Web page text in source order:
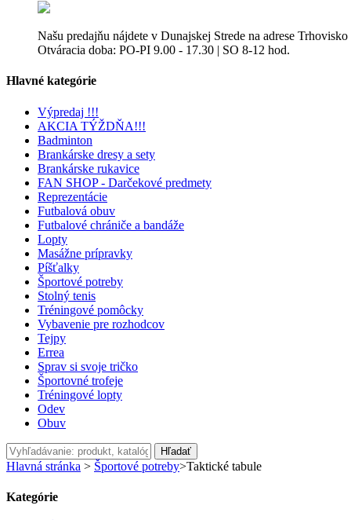
Našu predajňu nájdete v Dunajskej Strede na adrese Trhovisko
Otváracia doba: PO-PI 9.00 - 17.30 | SO 8-12 hod.
Hlavné kategórie
Výpredaj !!!
AKCIA TÝŽDŇA!!!
Badminton
Brankárske dresy a sety
Brankárske rukavice
FAN SHOP - Darčekové predmety
Reprezentácie
Futbalová obuv
Futbalové chrániče a bandáže
Lopty
Masážne prípravky
Píšťalky
Športové potreby
Stolný tenis
Tréningové pomôcky
Vybavenie pre rozhodcov
Tejpy
Errea
Sprav si svoje tričko
Športovné trofeje
Tréningové lopty
Odev
Obuv
Hľadať
Hlavná stránka > Športové potreby>Taktické tabule
Kategórie